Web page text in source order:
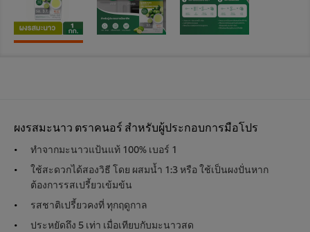
ผงรสมะนาว ตราคนอร์ สำหรับผู้ประกอบการมือโปร
ทำจากมะนาวแป้นแท้ 100% เบอร์ 1
ใช้สะดวกได้สองวิธี โดย ผสมน้ำ 1:3 หรือ ใช้เป็นผงปั่นหาก
ต้องการรสเปรี้ยวเข้มข้น
รสชาติเปรี้ยวคงที่ ทุกฤดูกาล
ประหยัดถึง 5 เท่า เมื่อเทียบกับมะนาวสด